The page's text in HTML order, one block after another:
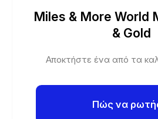
Miles & More World
& Gold
Αποκτήστε ένα από τα
Πώς να